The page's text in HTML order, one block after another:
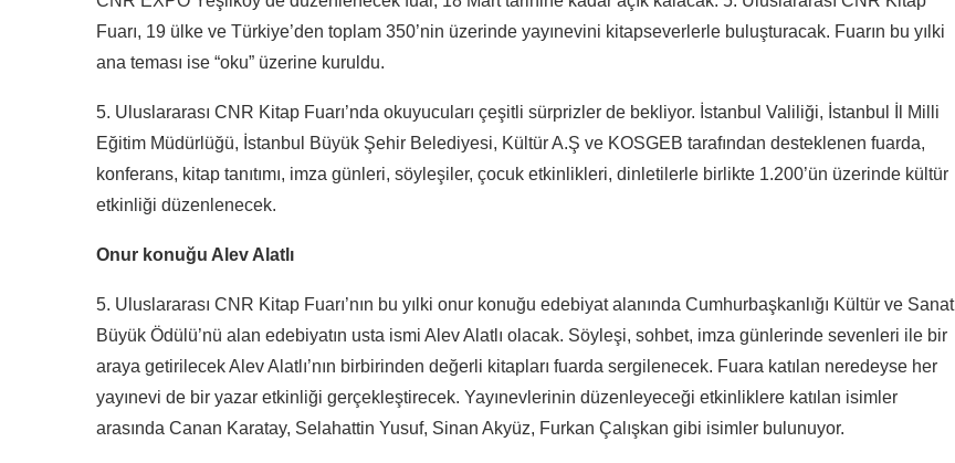
Fuarı, 19 ülke ve Türkiye’den toplam 350’nin üzerinde yayınevini kitapseverlerle buluşturacak. Fuarın bu yılki
ana teması ise “oku” üzerine kuruldu.
5. Uluslararası CNR Kitap Fuarı’nda okuyucuları çeşitli sürprizler de bekliyor. İstanbul Valiliği, İstanbul İl Milli
Eğitim Müdürlüğü, İstanbul Büyük Şehir Belediyesi, Kültür A.Ş ve KOSGEB tarafından desteklenen fuarda,
konferans, kitap tanıtımı, imza günleri, söyleşiler, çocuk etkinlikleri, dinletilerle birlikte 1.200’ün üzerinde kültür
etkinliği düzenlenecek.
Onur konuğu Alev Alatlı
5. Uluslararası CNR Kitap Fuarı’nın bu yılki onur konuğu edebiyat alanında Cumhurbaşkanlığı Kültür ve Sanat
Büyük Ödülü’nü alan edebiyatın usta ismi Alev Alatlı olacak. Söyleşi, sohbet, imza günlerinde sevenleri ile bir
araya getirilecek Alev Alatlı’nın birbirinden değerli kitapları fuarda sergilenecek. Fuara katılan neredeyse her
yayınevi de bir yazar etkinliği gerçekleştirecek. Yayınevlerinin düzenleyeceği etkinliklere katılan isimler
arasında Canan Karatay, Selahattin Yusuf, Sinan Akyüz, Furkan Çalışkan gibi isimler bulunuyor.